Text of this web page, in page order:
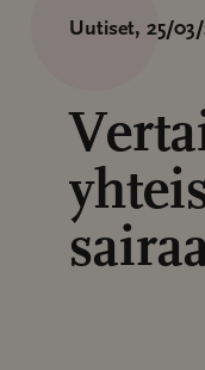
Uutiset, 25/